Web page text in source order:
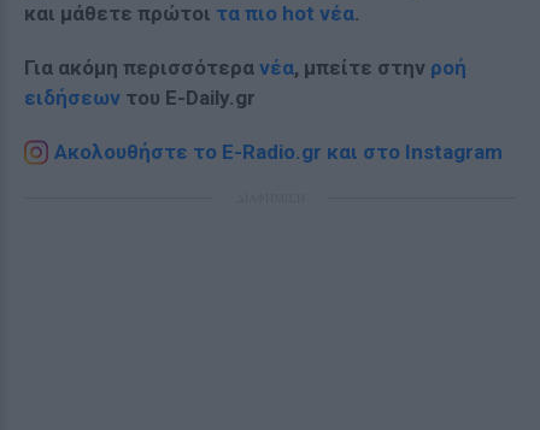
και μάθετε πρώτοι τα πιο hot νέα.
Για ακόμη περισσότερα νέα, μπείτε στην ροή
ειδήσεων του E-Daily.gr
Ακολουθήστε το E-Radio.gr και στο Instagram